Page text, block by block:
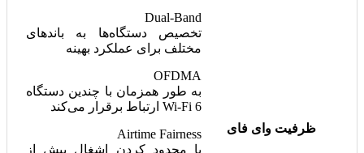
ظرفیت وای فای
Dual-Band
تخصیص دستگاه‌ها به باندهای
مختلف برای عملکرد بهینه
OFDMA
به طور همزمان با چندین دستگاه
Wi-Fi 6 ارتباط برقرار می‌کند
Airtime Fairness
با محدود کردن اشغال بیش از